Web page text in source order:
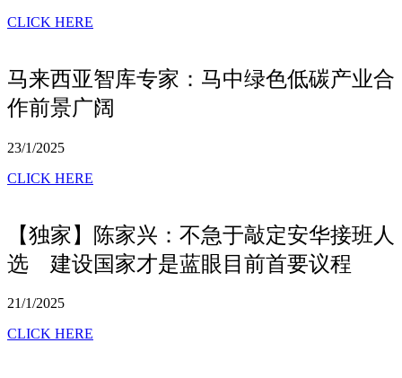
CLICK HERE
马来西亚智库专家：马中绿色低碳产业合
作前景广阔
23/1/2025
CLICK HERE
【独家】陈家兴：不急于敲定安华接班人
选 建设国家才是蓝眼目前首要议程
21/1/2025
CLICK HERE